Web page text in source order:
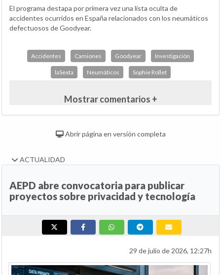
El programa destapa por primera vez una lista oculta de
accidentes ocurridos en España relacionados con los neumáticos
defectuosos de Goodyear.
Accidentes Camiones Goodyear Investigación
laSexta Neumáticos Sophie Rollet
Mostrar comentarios +
Abrir página en versión completa
ACTUALIDAD
AEPD abre convocatoria para publicar
proyectos sobre privacidad y tecnología
29 de julio de 2026, 12:27h